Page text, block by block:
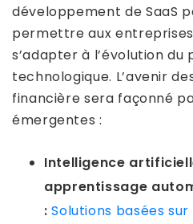
développement de SaaS
permettre aux
s’adapter à l’évolution du
technologique. L’avenir
financière sera façonné
émergentes :
Intelligence
apprentissage
:Solutions basées sur